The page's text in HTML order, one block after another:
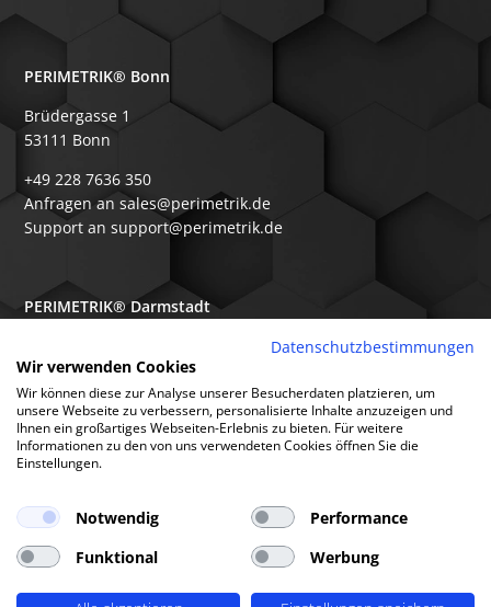
PERIMETRIK® Bonn
Brüdergasse 1
53111 Bonn
+49 228 7636 350
Anfragen an sales@perimetrik.de
Support an support@perimetrik.de
PERIMETRIK® Darmstadt
64367 Mühltal
+49 6151 3944 80
Anfragen an sales@perimetrik.de
Support an support@perimetrik.de
Datenschutzbestimmungen
Wir verwenden Cookies
Wir können diese zur Analyse unserer Besucherdaten platzieren, um
unsere Webseite zu verbessern, personalisierte Inhalte anzuzeigen und
Ihnen ein großartiges Webseiten-Erlebnis zu bieten. Für weitere
Informationen zu den von uns verwendeten Cookies öffnen Sie die
Einstellungen.
Notwendig
Performance
Funktional
Werbung